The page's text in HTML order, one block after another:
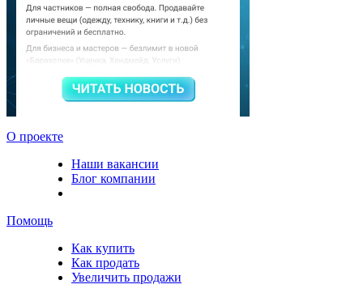
О проекте
Наши вакансии
Блог компании
Помощь
Как купить
Как продать
Увеличить продажи